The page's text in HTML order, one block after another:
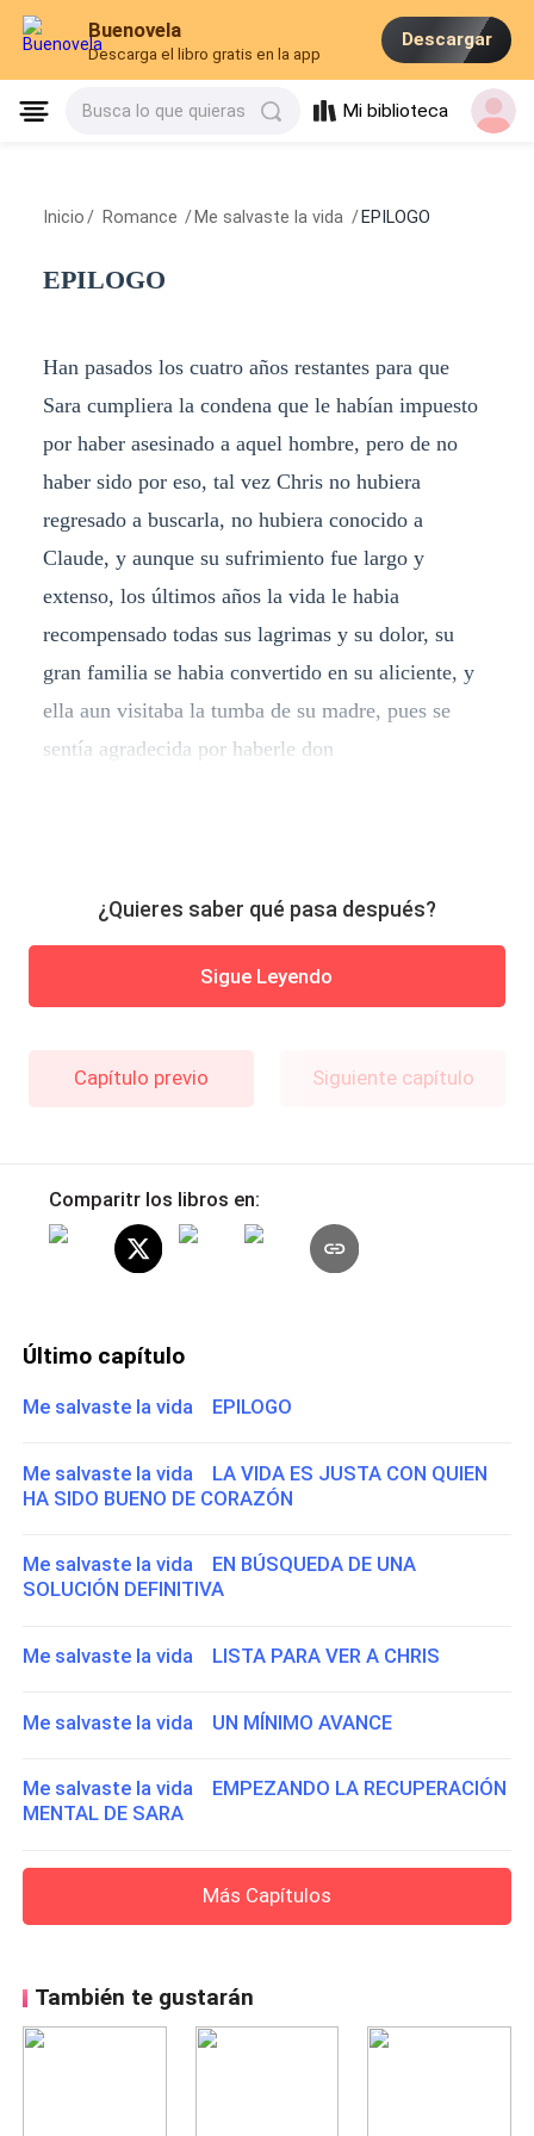
Buenovela
Descarga el libro gratis en la app
Descargar
Busca lo que quieras Mi biblioteca
Inicio / Romance / Me salvaste la vida / EPILOGO
EPILOGO
Han pasados los cuatro años restantes para que
Sara cumpliera la condena que le habían impuesto
por haber asesinado a aquel hombre, pero de no
haber sido por eso, tal vez Chris no hubiera
regresado a buscarla, no hubiera conocido a
Claude, y aunque su sufrimiento fue largo y
extenso, los últimos años la vida le habia
recompensado todas sus lagrimas y su dolor, su
gran familia se habia convertido en su aliciente, y
ella aun visitaba la tumba de su madre, pues se
sentía agradecida por haberle don
¿Quieres saber qué pasa después?
Sigue Leyendo
Capítulo previo Siguiente capítulo
Comparitr los libros en:
Último capítulo
Me salvaste la vida EPILOGO
Me salvaste la vida LA VIDA ES JUSTA CON QUIEN
HA SIDO BUENO DE CORAZÓN
Me salvaste la vida EN BÚSQUEDA DE UNA
SOLUCIÓN DEFINITIVA
Me salvaste la vida LISTA PARA VER A CHRIS
Me salvaste la vida UN MÍNIMO AVANCE
Me salvaste la vida EMPEZANDO LA RECUPERACIÓN
MENTAL DE SARA
Más Capítulos
También te gustarán